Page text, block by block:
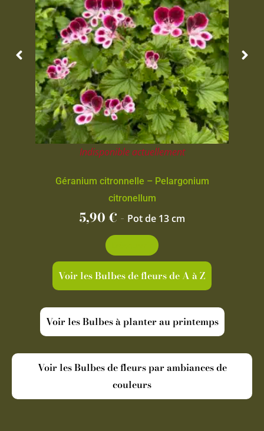
Indisponible actuellement
Géranium citronnelle – Pelargonium
citronellum
5,90€ - Pot de 13 cm
Voir les Bulbes de fleurs de A à Z
Voir les Bulbes à planter au printemps
Voir les Bulbes de fleurs par ambiances de
couleurs